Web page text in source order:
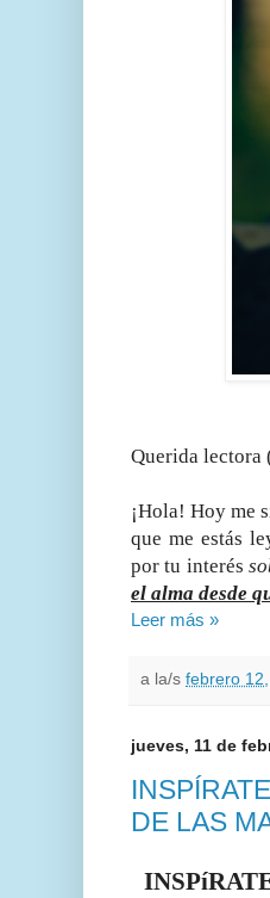
Querida lectora
¡Hola! Hoy me
que me estás
por tu interés
el alma desde
Leer más »
a la/s febrero 12,
jueves, 11 de
DE LAS